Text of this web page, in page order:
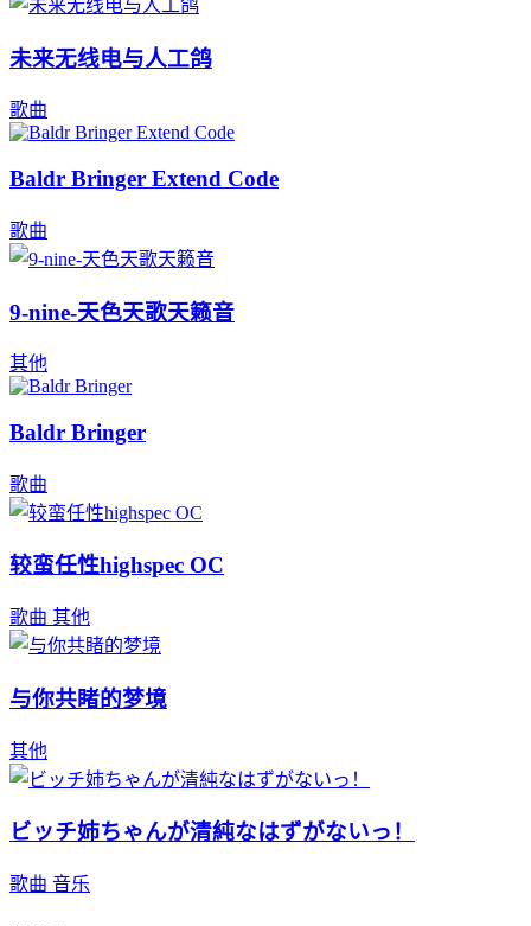
未来无线电与人工鸽
歌曲
Baldr Bringer Extend Code
歌曲
9-nine-天色天歌天籁音
其他
Baldr Bringer
歌曲
较蛮任性highspec OC
歌曲 其他
与你共睹的梦境
其他
ビッチ姉ちゃんが清純なはずがないっ！
歌曲 音乐